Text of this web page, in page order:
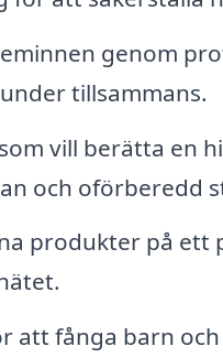
genom
tillsammans.
vill berätta en
och oförberedd
produkter på
att fånga barn